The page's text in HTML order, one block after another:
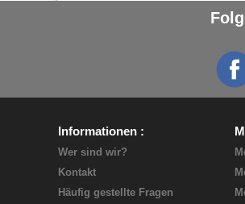
Informationen
Wer sind wir?
Kontakt
Häufig gestellte Fragen